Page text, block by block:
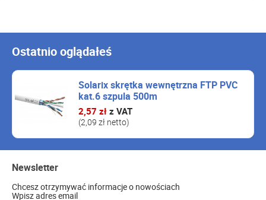
Ostatnio oglądałeś
Solarix skrętka wewnętrzna FTP PVC
kat.6 szpula 500m
2,57 zł z VAT
(2,09 zł netto)
Newsletter
Chcesz otrzymywać informacje o nowościach
Wpisz adres email